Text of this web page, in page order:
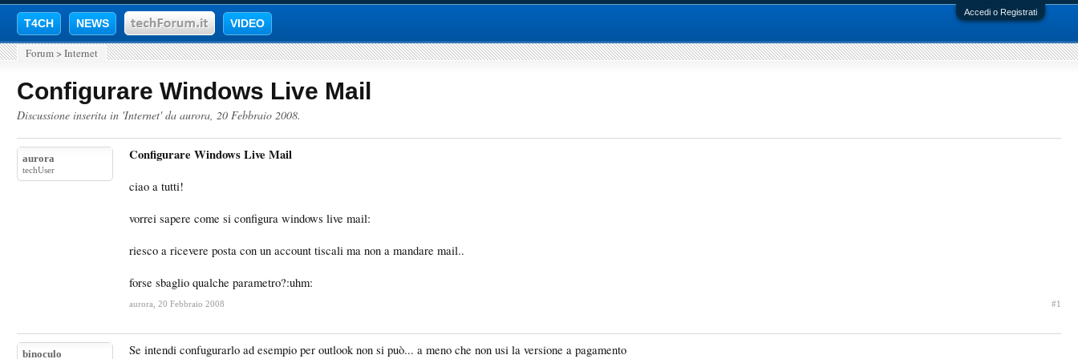
Accedi o Registrati
T4CH NEWS VIDEO
Forum > Internet
Configurare Windows Live Mail
Discussione inserita in 'Internet' da aurora, 20 Febbraio 2008.
aurora
techUser
Configurare Windows Live Mail
ciao a tutti!
vorrei sapere come si configura windows live mail:
riesco a ricevere posta con un account tiscali ma non a mandare mail..
forse sbaglio qualche parametro?:uhm:
aurora 20 Febbraio 2008 #1
binoculo Se intendi confugurarlo ad esempio per outlook non si può... a meno che non usi la versione a pagamento